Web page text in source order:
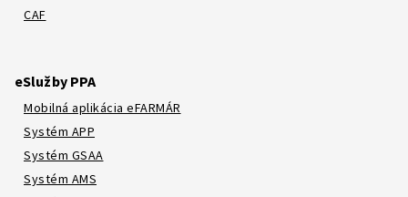
CAF
eSlužby PPA
Mobilná aplikácia eFARMÁR
Systém APP
Systém GSAA
Systém AMS